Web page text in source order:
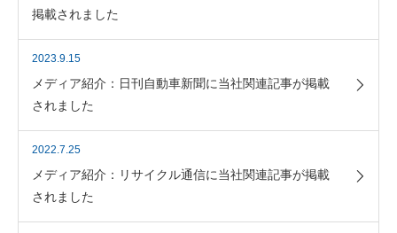
掲載されました
2023.9.15
メディア紹介：日刊自動車新聞に当社関連記事が掲載
されました
2022.7.25
メディア紹介：リサイクル通信に当社関連記事が掲載
されました